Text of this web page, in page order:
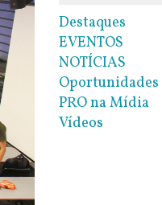
Destaques
EVENTOS
NOTÍCIAS
Oportunidades
PRO na Mídia
Vídeos